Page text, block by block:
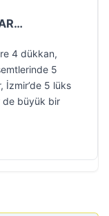
4 dükkan,
5
İzmir’de 5 lüks
de büyük bir